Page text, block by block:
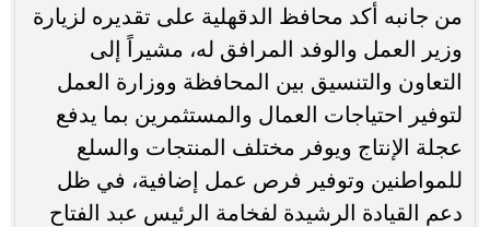
من جانبه أكد محافظ الدقهلية على تقديره لزيارة
وزير العمل والوفد المرافق له، مشيراً إلى
التعاون والتنسيق بين المحافظة ووزارة العمل
لتوفير احتياجات العمال والمستثمرين بما يدفع
عجلة الإنتاج ويوفر مختلف المنتجات والسلع
للمواطنين وتوفير فرص عمل إضافية، في ظل
دعم القيادة الرشيدة لفخامة الرئيس عبد الفتاح